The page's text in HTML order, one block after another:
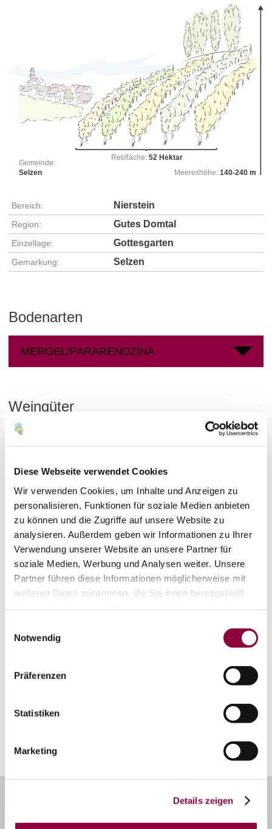
Diese Webseite verwendet Cookies
Wir verwenden Cookies, um Inhalte und Anzeigen zu
personalisieren, Funktionen für soziale Medien anbieten
zu können und die Zugriffe auf unsere Website zu
analysieren. Außerdem geben wir Informationen zu Ihrer
Verwendung unserer Website an unsere Partner für
soziale Medien, Werbung und Analysen weiter. Unsere
Partner führen diese Informationen möglicherweise mit
weiteren Daten zusammen, die Sie ihnen bereitgestellt
Notwendig
Präferenzen
Statistiken
Marketing
Details zeigen
Rebfläche:52 Hektar
Gemeinde:
Selzen
Meereshöhe: 140-240 m
Bereich: Nierstein
Region: Gutes Domtal
Einzellage: Gottesgarten
Gemarkung: Selzen
Bodenarten
MERGEL/PARARENDZINA
Weingüter
Weingut Keßler
Erkunden Sie die Umgebung